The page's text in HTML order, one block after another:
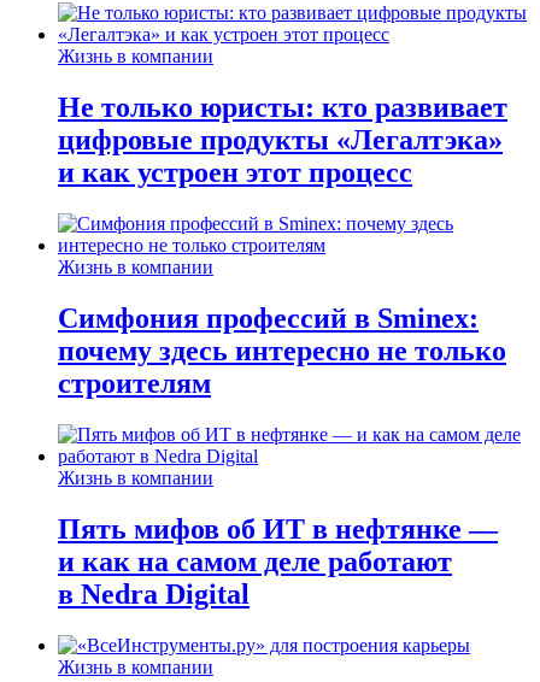
Жизнь в компании
Не только юристы: кто развивает
цифровые продукты «Легалтэка»
и как устроен этот процесс
Жизнь в компании
Симфония профессий в Sminex:
почему здесь интересно не только
строителям
Жизнь в компании
Пять мифов об ИТ в нефтянке —
и как на самом деле работают
в Nedra Digital
Жизнь в компании